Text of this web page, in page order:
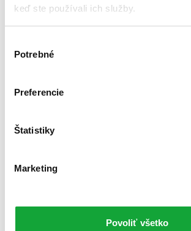
keď ste používali ich služby.
súhlasu
Potrebné
Preferencie
Štatistiky
Marketing
Povoliť všetko